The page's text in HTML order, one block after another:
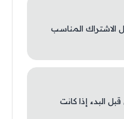
الاشتراك المناسب
البدء إذا كانت